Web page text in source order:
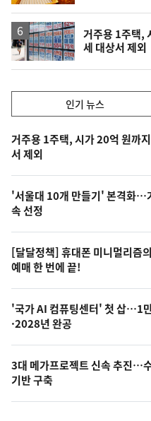
거주용 1주택,
세 대상서 제외
기,
최
신,
오
늘
의
영
상
오
의
사
진
인기 뉴스
기
뉴
스
거주용 1주택, 시가 20억 원까
서 제외
'서울대 10개 만들기' 본격화…
속 선정
[달달정책] 휴대폰 미니멀리즘
예매 한 번에 끝!
'국가 AI 컴퓨팅센터' 첫 삽…1
·2028년 완공
3대 메가프로젝트 신속 추진…
기반 구축